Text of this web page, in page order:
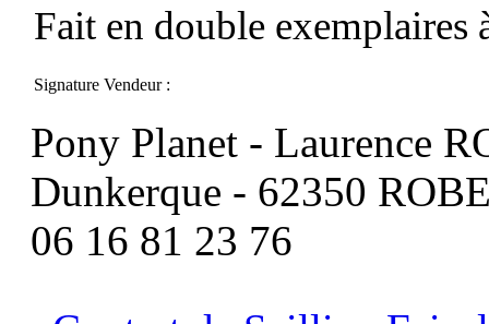
Fait en double exemplaires
Signature Vendeur :
Pony Planet - Laurence
Dunkerque - 62350
06 16 81 23 76